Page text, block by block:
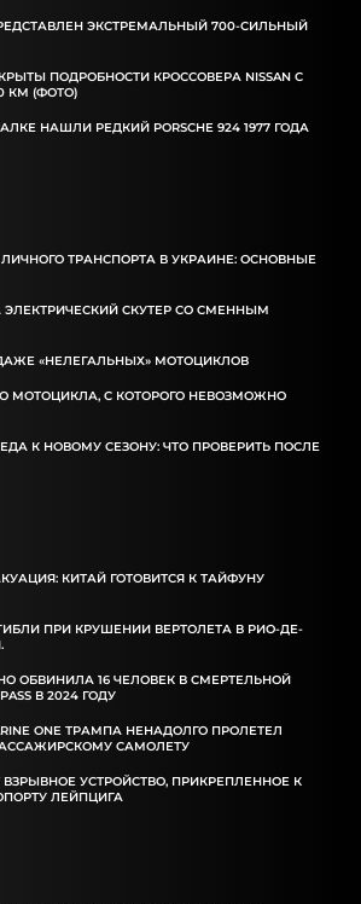
ЭКСТРЕМАЛЬНЫЙ 700-СИЛЬНЫЙ
ПОДРОБНОСТИ КРОССОВЕРА NISSAN С
КМ (ФОТО)
НАШЛИ РЕДКИЙ PORSCHE 924 1977 ГОДА
ТРАНСПОРТА В УКРАИНЕ: ОСНОВНЫЕ
ЭЛЕКТРИЧЕСКИЙ СКУТЕР СО СМЕННЫМ
«НЕЛЕГАЛЬНЫХ» МОТОЦИКЛОВ
МОТОЦИКЛА, С КОТОРОГО НЕВОЗМОЖНО
К НОВОМУ СЕЗОНУ: ЧТО ПРОВЕРИТЬ ПОСЛЕ
КИТАЙ ГОТОВИТСЯ К ТАЙФУНУ
ПРИ КРУШЕНИИ ВЕРТОЛЕТА В РИО-ДЕ-
ОБВИНИЛА 16 ЧЕЛОВЕК В СМЕРТЕЛЬНОЙ
В 2024 ГОДУ
ONE ТРАМПА НЕНАДОЛГО ПРОЛЕТЕЛ
САМОЛЕТУ
УСТРОЙСТВО, ПРИКРЕПЛЕННОЕ К
ЛЕЙПЦИГА